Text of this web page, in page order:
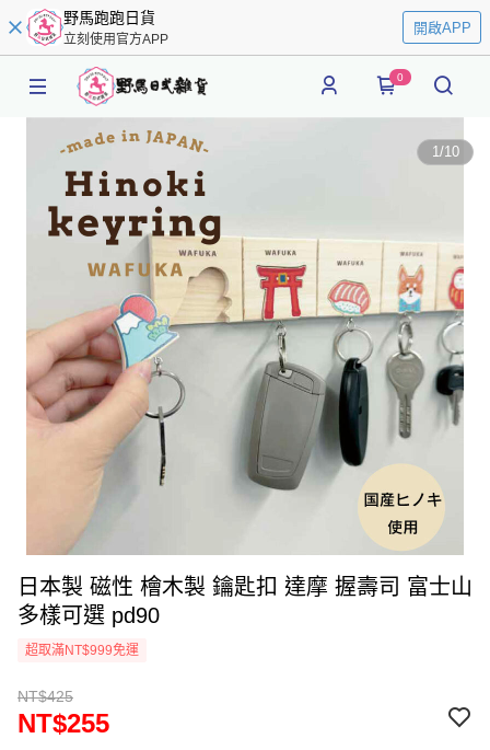
野馬跑跑日貨
立刻使用官方APP
開啟APP
0
1/10
日本製 磁性 檜木製 鑰匙扣 達摩 握壽司 富士山
多樣可選 pd90
超取滿NT$999免運
NT$425
NT$255